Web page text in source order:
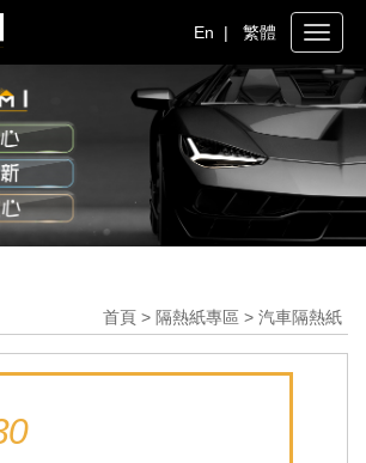
Toggle
En | 繁體
首頁 > 隔熱紙專區 > 汽車隔熱紙